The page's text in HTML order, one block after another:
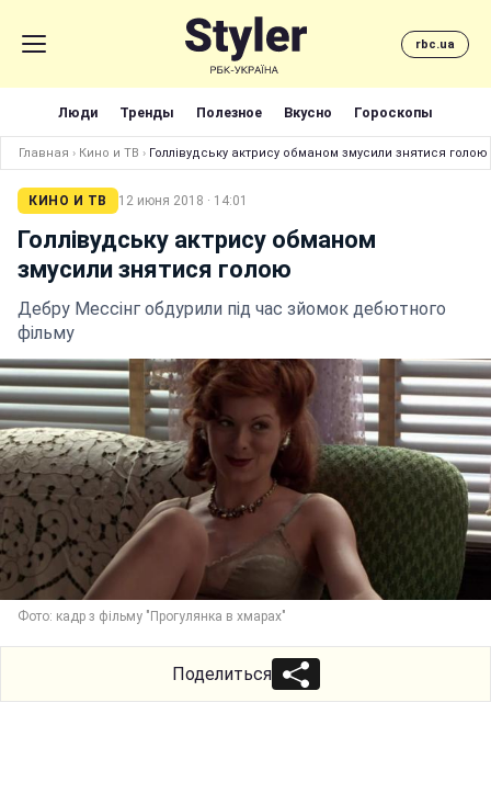
rbc.ua
Люди Тренды Полезное Вкусно Гороскопы
Главная › Кино и ТВ › Голлівудську актрису обманом змусили знятися голою
КИНО И ТВ 12 июня 2018 · 14:01
Голлівудську актрису обманом
змусили знятися голою
Дебру Мессінг обдурили під час зйомок дебютного
фільму
Фото: кадр з фільму "Прогулянка в хмарах"
Поделиться